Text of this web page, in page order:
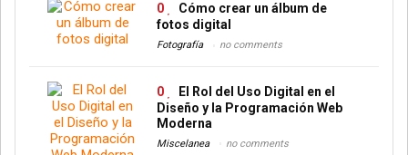
0
Cómo crear un álbum de
fotos digital
Fotografía no comments
0
El Rol del Uso Digital en el
Diseño y la Programación Web
Moderna
Miscelanea no comments